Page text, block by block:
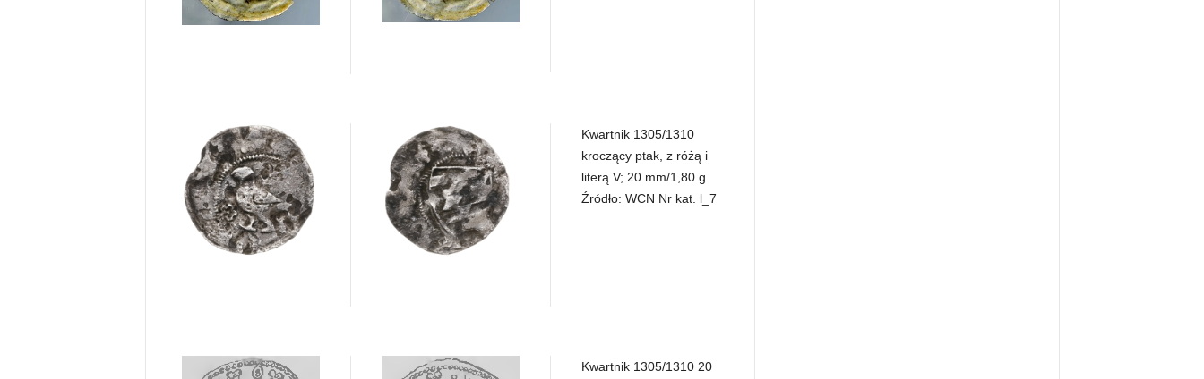
Kwartnik 1305/1310
kroczący ptak, z różą i
literą V; 20 mm/1,80 g
Źródło: WCN Nr kat. l_7
Kwartnik 1305/1310 20